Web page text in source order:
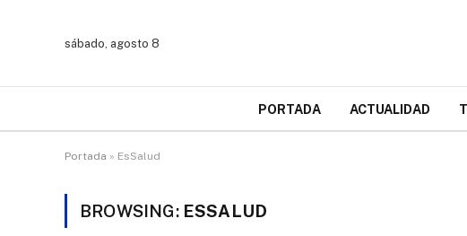
sábado, agosto 8
PORTADA ACTUALIDAD
Portada » EsSalud
BROWSING: ESSALUD